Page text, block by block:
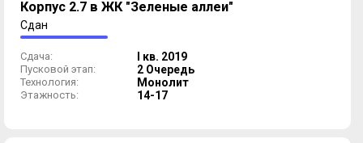
Корпус 2.7 в ЖК "Зеленые аллеи"
Сдан
Сдача: I кв. 2019
Пусковой этап: 2 Очередь
Технология: Монолит
Этажность: 14-17